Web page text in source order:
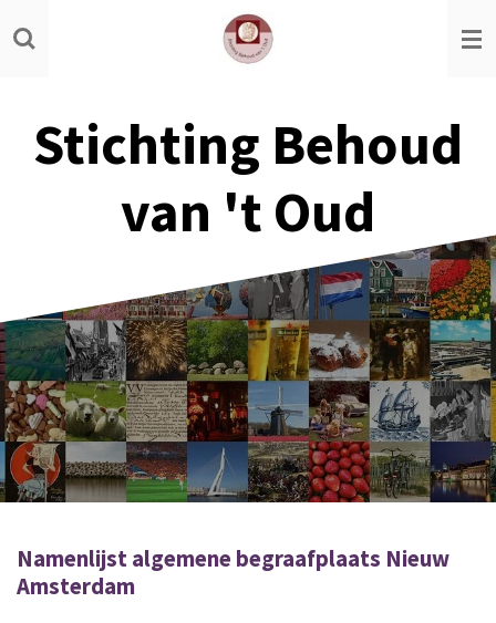
Ga
direct
hoofdinhoud
Stichting Behoud
van 't Oud
Namenlijst algemene begraafplaats Nieuw
Amsterdam